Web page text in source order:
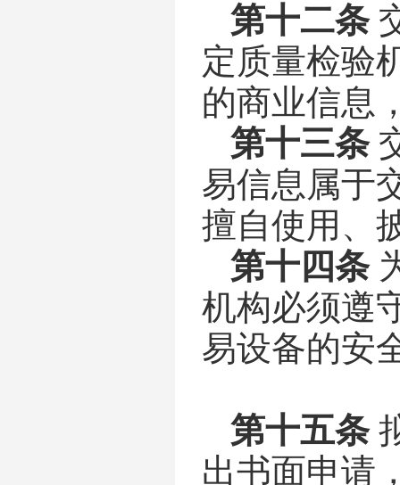
第十二条
定质量检验
的商业信息
第十三条
易信息属于
擅自使用、
第十四条
机构必须遵
易设备的安
第十五条
出书面申请